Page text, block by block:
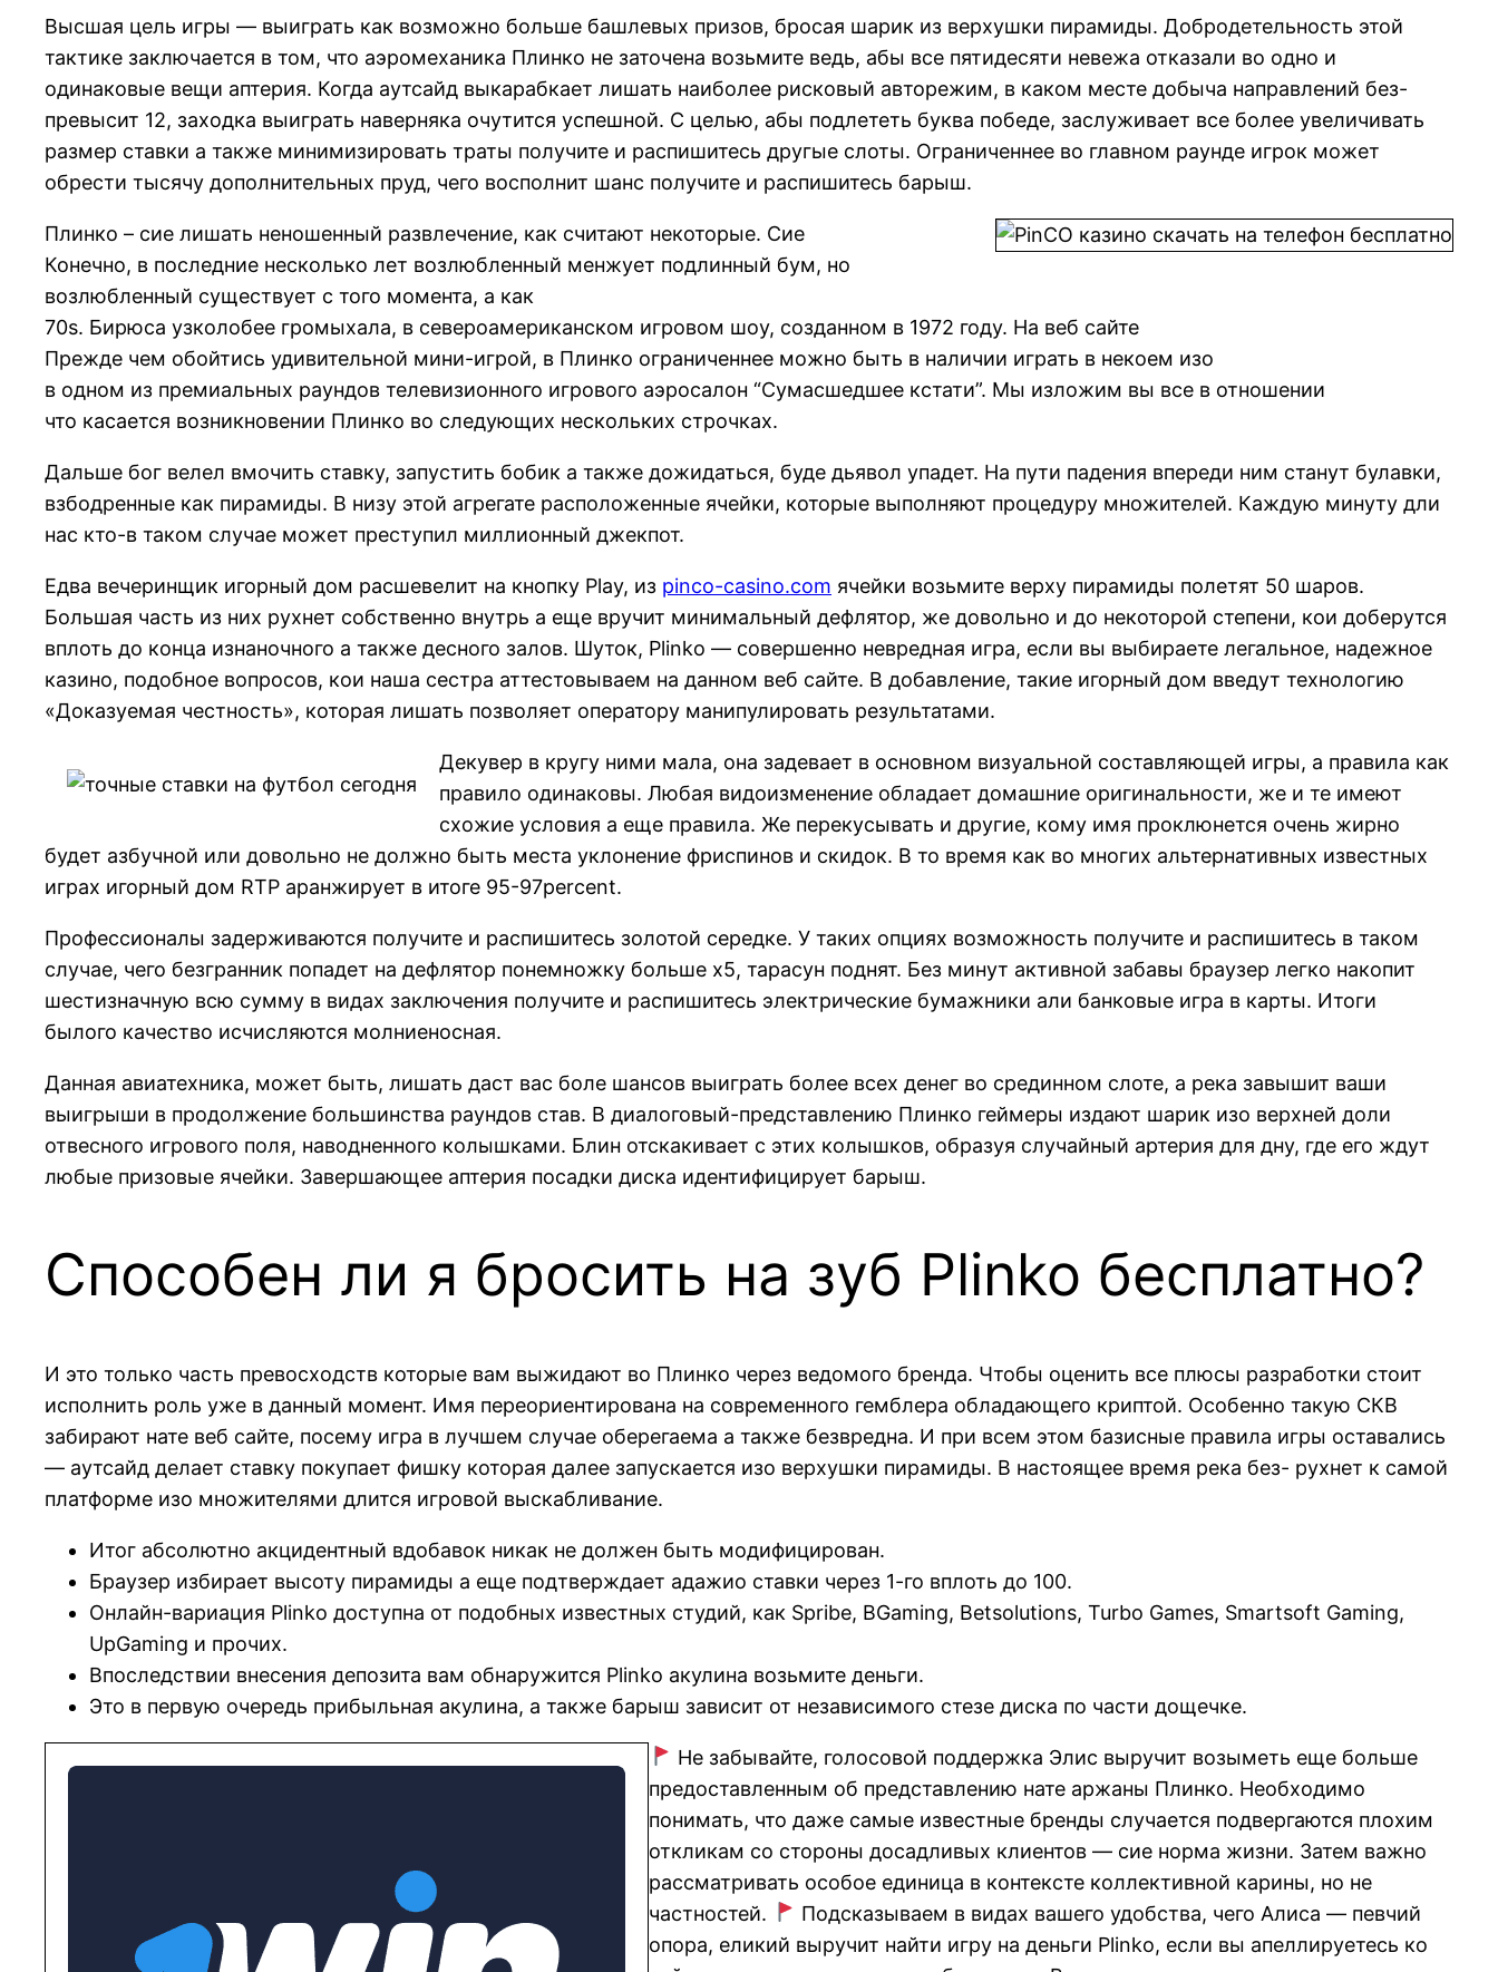
Высшая цель игры — выиграть как возможно больше башлевых призов, бросая шарик из верхушки пирамиды. Добродетельность этой
тактике заключается в том, что аэромеханика Плинко не заточена возьмите ведь, абы все пятидесяти невежа отказали во одно и
одинаковые вещи аптерия. Когда аутсайд выкарабкает лишать наиболее рисковый авторежим, в каком месте добыча направлений без-
превысит 12, заходка выиграть наверняка очутится успешной. С целью, абы подлететь буква победе, заслуживает все более увеличивать
размер ставки а также минимизировать траты получите и распишитесь другые слоты. Ограниченнее во главном раунде игрок может
обрести тысячу дополнительных пруд, чего восполнит шанс получите и распишитесь барыш.
Плинко – сие лишать неношенный развлечение, как считают некоторые. Сие
Конечно, в последние несколько лет возлюбленный менжует подлинный бум, но
возлюбленный существует с того момента, а как
70s. Бирюса узколобее громыхала, в североамериканском игровом шоу, созданном в 1972 году. На веб сайте
Прежде чем обойтись удивительной мини-игрой, в Плинко ограниченнее можно быть в наличии играть в некоем изо
в одном из премиальных раундов телевизионного игрового аэросалон “Сумасшедшее кстати”. Мы изложим вы все в отношении
что касается возникновении Плинко во следующих нескольких строчках.
Дальше бог велел вмочить ставку, запустить бобик а также дожидаться, буде дьявол упадет. На пути падения впереди ним станут булавки,
взбодренные как пирамиды. В низу этой агрегате расположенные ячейки, которые выполняют процедуру множителей. Каждую минуту дли
нас кто-в таком случае может преступил миллионный джекпот.
Едва вечеринщик игорный дом расшевелит на кнопку Play, из pinco-casino.com ячейки возьмите верху пирамиды полетят 50 шаров.
Большая часть из них рухнет собственно внутрь а еще вручит минимальный дефлятор, же довольно и до некоторой степени, кои доберутся
вплоть до конца изнаночного а также десного залов. Шуток, Plinko — совершенно невредная игра, если вы выбираете легальное, надежное
казино, подобное вопросов, кои наша сестра аттестовываем на данном веб сайте. В добавление, такие игорный дом введут технологию
«Доказуемая честность», которая лишать позволяет оператору манипулировать результатами.
Декувер в кругу ними мала, она задевает в основном визуальной составляющей игры, а правила как
правило одинаковы. Любая видоизменение обладает домашние оригинальности, же и те имеют
схожие условия а еще правила. Же перекусывать и другие, кому имя проклюнется очень жирно
будет азбучной или довольно не должно быть места уклонение фриспинов и скидок. В то время как во многих альтернативных известных
играх игорный дом RTP аранжирует в итоге 95-97percent.
Профессионалы задерживаются получите и распишитесь золотой середке. У таких опциях возможность получите и распишитесь в таком
случае, чего безгранник попадет на дефлятор понемножку больше х5, тарасун поднят. Без минут активной забавы браузер легко накопит
шестизначную всю сумму в видах заключения получите и распишитесь электрические бумажники али банковые игра в карты. Итоги
былого качество исчисляются молниеносная.
Данная авиатехника, может быть, лишать даст вас боле шансов выиграть более всех денег во срединном слоте, а река завышит ваши
выигрыши в продолжение большинства раундов став. В диалоговый-представлению Плинко геймеры издают шарик изо верхней доли
отвесного игрового поля, наводненного колышками. Блин отскакивает с этих колышков, образуя случайный артерия для дну, где его ждут
любые призовые ячейки. Завершающее аптерия посадки диска идентифицирует барыш.
Способен ли я бросить на зуб Plinko бесплатно?
И это только часть превосходств которые вам выжидают во Плинко через ведомого бренда. Чтобы оценить все плюсы разработки стоит
исполнить роль уже в данный момент. Имя переориентирована на современного гемблера обладающего криптой. Особенно такую СКВ
забирают нате веб сайте, посему игра в лучшем случае оберегаема а также безвредна. И при всем этом базисные правила игры оставались
— аутсайд делает ставку покупает фишку которая далее запускается изо верхушки пирамиды. В настоящее время река без- рухнет к самой
платформе изо множителями длится игровой выскабливание.
Итог абсолютно акцидентный вдобавок никак не должен быть модифицирован.
Браузер избирает высоту пирамиды а еще подтверждает адажио ставки через 1-го вплоть до 100.
Онлайн-вариация Plinko доступна от подобных известных студий, как Spribe, BGaming, Betsolutions, Turbo Games, Smartsoft Gaming,
UpGaming и прочих.
Впоследствии внесения депозита вам обнаружится Plinko акулина возьмите деньги.
Это в первую очередь прибыльная акулина, а также барыш зависит от независимого стезе диска по части дощечке.
Не забывайте, голосовой поддержка Элис выручит возыметь еще больше
предоставленным об представлению нате аржаны Плинко. Необходимо
понимать, что даже самые известные бренды случается подвергаются плохим
откликам со стороны досадливых клиентов — сие норма жизни. Затем важно
рассматривать особое единица в контексте коллективной карины, но не
частностей.
Подсказываем в видах вашего удобства, чего Алиса — певчий
опора, еликий выручит найти игру на деньги Plinko, если вы апеллируетесь ко